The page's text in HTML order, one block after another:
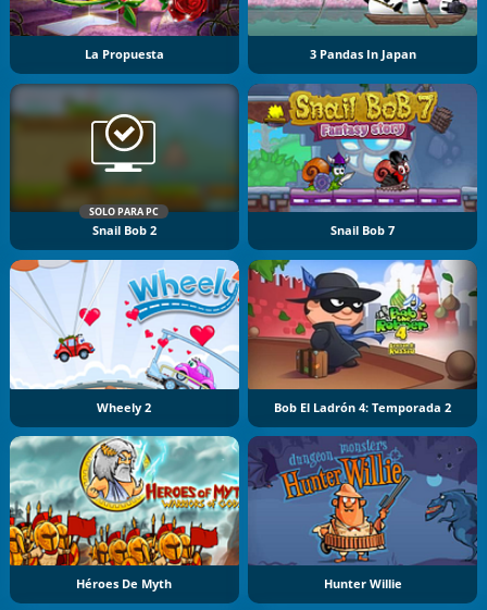
La Propuesta 3 Pandas In Japan
SOLO PARA PC
Snail Bob 2 Snail Bob 7
Wheely 2 Bob El Ladrón 4: Temporada 2
Héroes De Myth Hunter Willie